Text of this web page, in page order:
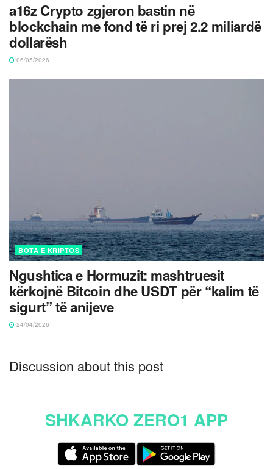
a16z Crypto zgjeron bastin në
blockchain me fond të ri prej 2.2 miliardë
dollarësh
06/05/2026
BOTA E KRIPTOS
Ngushtica e Hormuzit: mashtruesit
kërkojnë Bitcoin dhe USDT për “kalim të
sigurt” të anijeve
24/04/2026
Discussion about this post
SHKARKO ZERO1 APP